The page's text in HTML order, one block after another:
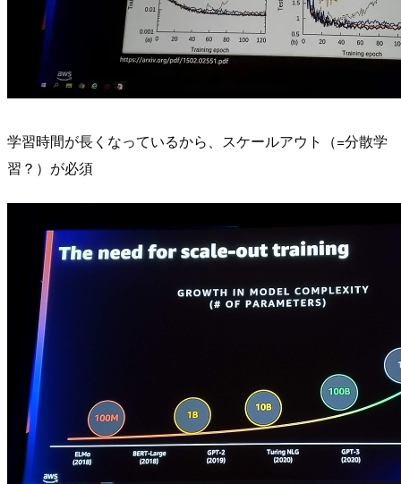
学習時間が長くなっているから、スケールアウト（=分散学
習？）が必須